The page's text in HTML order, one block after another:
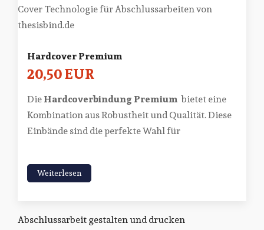
Hardcover Premium
20,50 EUR
DieHardcoverbindung Premium bietet eine
Kombination aus Robustheit und Qualität. Diese
Einbände sind die perfekte Wahl für
Weiterlesen
Abschlussarbeit gestalten und drucken